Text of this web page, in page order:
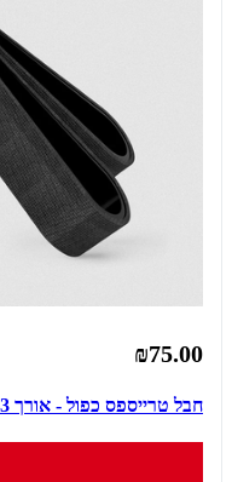
₪75.00
חבל טרייספס כפול - אורך 33 ס"מ